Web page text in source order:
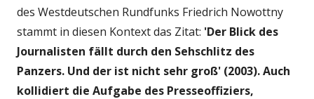
des Westdeutschen Rundfunks Friedrich Nowottny
stammt in diesen Kontext das Zitat: 'Der Blick des
Journalisten fällt durch den Sehschlitz des
Panzers. Und der ist nicht sehr groß' (2003). Auch
kollidiert die Aufgabe des Presseoffiziers,